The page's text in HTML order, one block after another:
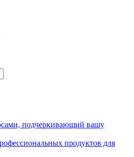
подчеркивающий вашу
продуктов для